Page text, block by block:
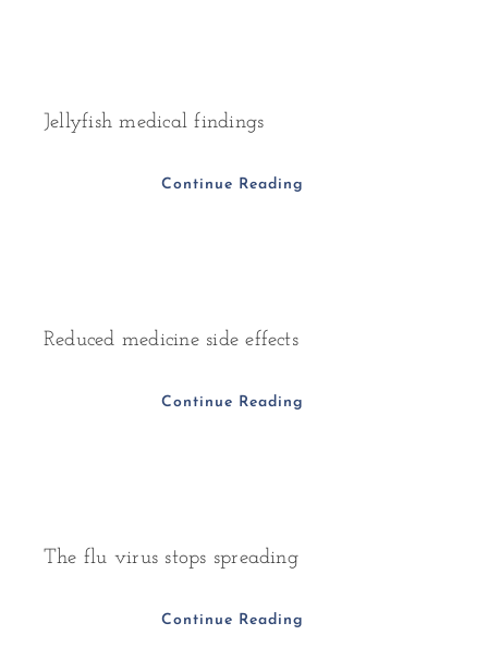
Jellyfish medical findings
Continue Reading
Reduced medicine side effects
Continue Reading
The flu virus stops spreading
Continue Reading